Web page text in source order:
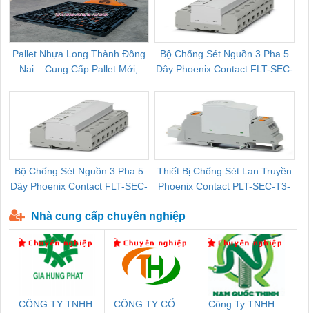
Pallet Nhựa Long Thành Đồng
Nai – Cung Cấp Pallet Mới,
Bộ Chống Sét Nguồn 3 Pha 5
Dây Phoenix Contact FLT-SEC-
Bộ Chống Sét Nguồn 3 Pha 5
Dây Phoenix Contact FLT-SEC-
Thiết Bị Chống Sét Lan Truyền
Phoenix Contact PLT-SEC-T3-
Nhà cung cấp chuyên nghiệp
CÔNG TY TNHH
CÔNG TY CỔ
Công Ty TNHH